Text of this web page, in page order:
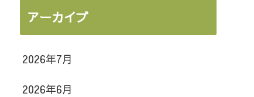
アーカイブ
2026年7月
2026年6月